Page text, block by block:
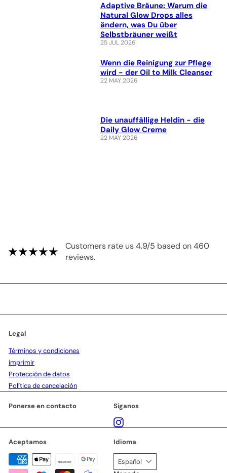
Adaptive Bräune: Warum die
Natural Glow Drops alles
ändern, was Du über
Selbstbräuner weißt
25 JUL 2026
Wenn die Reinigung zur Pflege
wird - der Oil to Milk Cleanser
22 MAY 2026
Die unauffällige Heldin - die
Daily Glow Creme
22 MAY 2026
Customers rate us 4.9/5 based on 460
reviews.
Legal
Términos y condiciones
imprimir
Protección de datos
Política de cancelación
Ponerse en contacto
Síganos
Instagram
Aceptamos Idioma
Español